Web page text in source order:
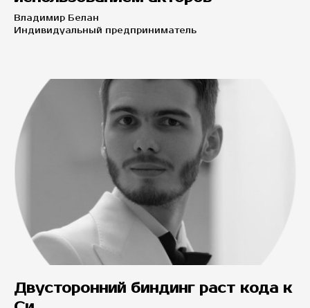
Владимир Белан
Индивидуальный предприниматель
Двусторонний биндинг раст кода к